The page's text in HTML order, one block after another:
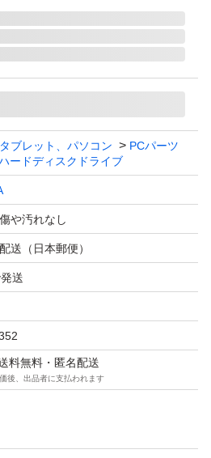
8.0 MB/MiB
ブレット、パソコン
PCパーツ
ードディスクドライブ
や汚れなし
送（日本郵便）
送
料無料・匿名配送
後、出品者に支払われます